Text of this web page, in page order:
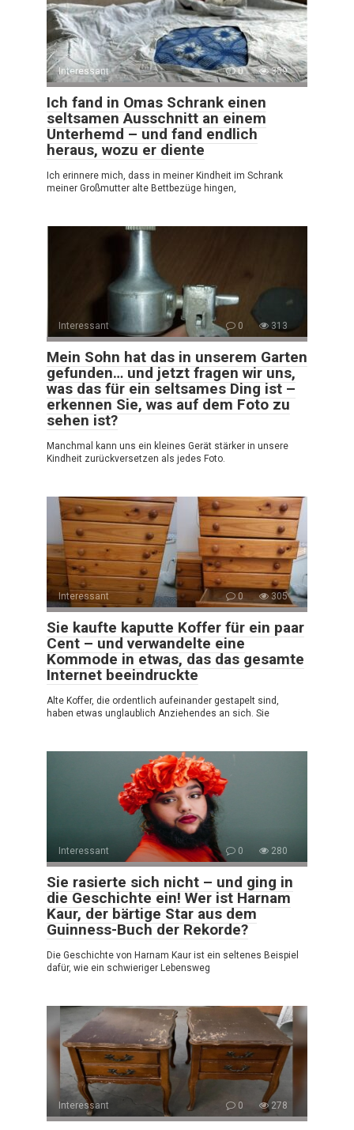
Interessant 0 359
Ich fand in Omas Schrank einen
seltsamen Ausschnitt an einem
Unterhemd – und fand endlich
heraus, wozu er diente
Ich erinnere mich, dass in meiner Kindheit im Schrank
meiner Großmutter alte Bettbezüge hingen,
Interessant 0 313
Mein Sohn hat das in unserem Garten
gefunden… und jetzt fragen wir uns,
was das für ein seltsames Ding ist –
erkennen Sie, was auf dem Foto zu
sehen ist?
Manchmal kann uns ein kleines Gerät stärker in unsere
Kindheit zurückversetzen als jedes Foto.
Interessant 0 305
Sie kaufte kaputte Koffer für ein paar
Cent – und verwandelte eine
Kommode in etwas, das das gesamte
Internet beeindruckte
Alte Koffer, die ordentlich aufeinander gestapelt sind,
haben etwas unglaublich Anziehendes an sich. Sie
Interessant 0 280
Sie rasierte sich nicht – und ging in
die Geschichte ein! Wer ist Harnam
Kaur, der bärtige Star aus dem
Guinness-Buch der Rekorde?
Die Geschichte von Harnam Kaur ist ein seltenes Beispiel
dafür, wie ein schwieriger Lebensweg
Interessant 0 278